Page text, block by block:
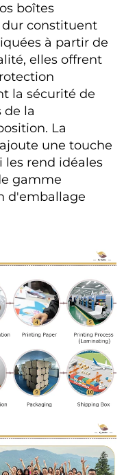
boîtes
constituent
à partir de
elles offrent
la sécurité de
de la
La
une touche
les rend idéales
gamme
d'emballage